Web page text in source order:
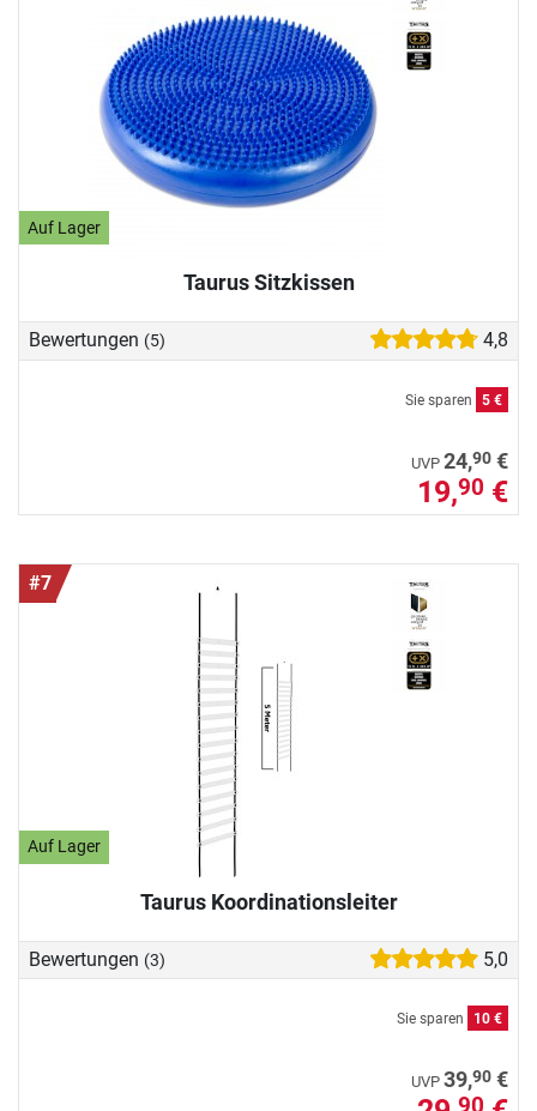
Auf Lager
Taurus Sitzkissen
Bewertungen (5) 4,8
Sie sparen 5 €
UVP 24,90 €
19,90 €
#7
Auf Lager
Taurus Koordinationsleiter
Bewertungen (3) 5,0
Sie sparen 10 €
UVP 39,90 €